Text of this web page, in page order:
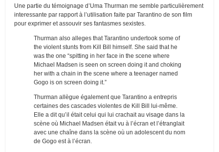
Une partie du témoignage d’Uma Thurman me semble particulièrement
interessante par rapport à l’utilisation faite par Tarantino de son film
pour exprimer et assouvir ses fantasmes sexistes.
Thurman also alleges that Tarantino undertook some of
the violent stunts from Kill Bill himself. She said that he
was the one “spitting in her face in the scene where
Michael Madsen is seen on screen doing it and choking
her with a chain in the scene where a teenager named
Gogo is on screen doing it.”
Thurman allègue également que Tarantino a entrepris
certaines des cascades violentes de Kill Bill lui-même.
Elle a dit qu’il était celui qui lui crachait au visage dans la
scène où Michael Madsen était vu à l’écran et l’étranglait
avec une chaîne dans la scène où un adolescent du nom
de Gogo est à l’écran.